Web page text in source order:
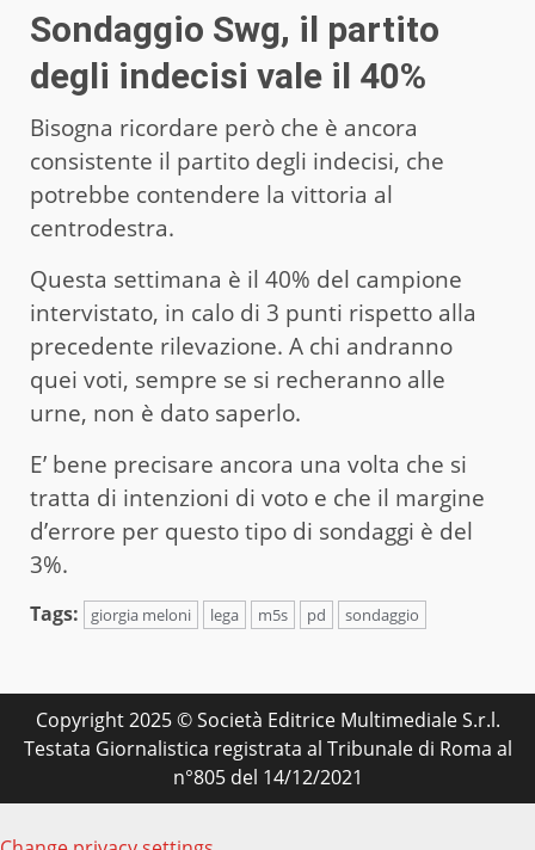
Sondaggio Swg, il partito
degli indecisi vale il 40%
Bisogna ricordare però che è ancora
consistente il partito degli indecisi, che
potrebbe contendere la vittoria al
centrodestra.
Questa settimana è il 40% del campione
intervistato, in calo di 3 punti rispetto alla
precedente rilevazione. A chi andranno
quei voti, sempre se si recheranno alle
urne, non è dato saperlo.
E’ bene precisare ancora una volta che si
tratta di intenzioni di voto e che il margine
d’errore per questo tipo di sondaggi è del
3%.
Tags: giorgia meloni lega m5s pd sondaggio
Copyright 2025 © Società Editrice Multimediale S.r.l.
Testata Giornalistica registrata al Tribunale di Roma al
n°805 del 14/12/2021